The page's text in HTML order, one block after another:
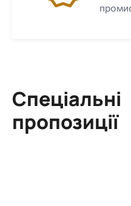
Спеціальні
пропозиції